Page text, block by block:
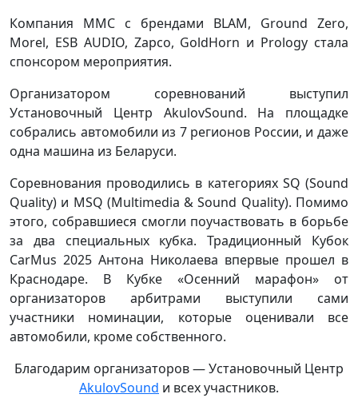
Компания ММС с брендами BLAM, Ground Zero,
Morel, ESB AUDIO, Zapco, GoldHorn и Prology стала
спонсором мероприятия.
Организатором соревнований выступил
Установочный Центр AkulovSound. На площадке
собрались автомобили из 7 регионов России, и даже
одна машина из Беларуси.
Соревнования проводились в категориях SQ (Sound
Quality) и MSQ (Multimedia & Sound Quality). Помимо
этого, собравшиеся смогли поучаствовать в борьбе
за два специальных кубка. Традиционный Кубок
CarMus 2025 Антона Николаева впервые прошел в
Краснодаре. В Кубке «Осенний марафон» от
организаторов арбитрами выступили сами
участники номинации, которые оценивали все
автомобили, кроме собственного.
Благодарим организаторов — Установочный Центр
AkulovSound и всех участников.